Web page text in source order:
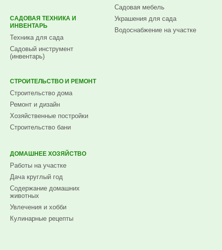
САДОВАЯ ТЕХНИКА И
ИНВЕНТАРЬ
Техника для сада
Садовый инструмент
(инвентарь)
Садовая мебель
Украшения для сада
Водоснабжение на участке
СТРОИТЕЛЬСТВО И РЕМОНТ
Строительство дома
Ремонт и дизайн
Хозяйственные постройки
Строительство бани
ДОМАШНЕЕ ХОЗЯЙСТВО
Работы на участке
Дача круглый год
Содержание домашних
животных
Увлечения и хобби
Кулинарные рецепты